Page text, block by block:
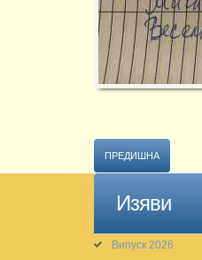
ПРЕДИШНА
Изяви
Випуск 2026